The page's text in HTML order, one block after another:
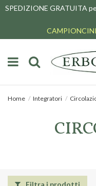
SPEDIZIONE GRATUITA
Home Integratori